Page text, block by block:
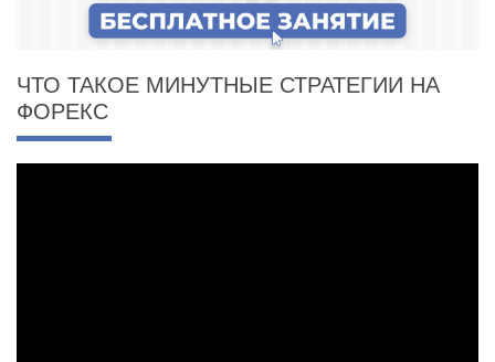
ЧТО ТАКОЕ МИНУТНЫЕ СТРАТЕГИИ НА
ФОРЕКС